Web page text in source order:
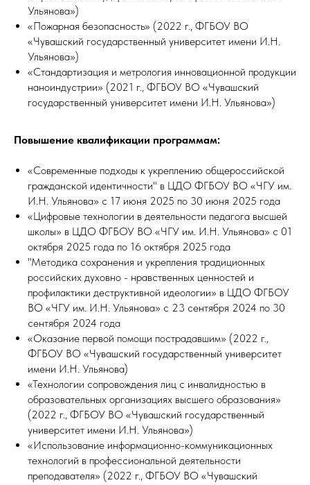
Ульянова»)
«Пожарная безопасность» (2022 г., ФГБОУ ВО
«Чувашский государственный университет имени И.Н.
Ульянова»)
«Стандартизация и метрология инновационной продукции
наноиндустрии» (2021 г., ФГБОУ ВО «Чувашский
государственный университет имени И.Н. Ульянова»)
Повышение квалификации программам:
«Современные подходы к укреплению общероссийской
гражданской идентичности" в ЦДО ФГБОУ ВО «ЧГУ им.
И.Н. Ульянова» с 17 июня 2025 по 30 июня 2025 года
«Цифровые технологии в деятельности педагога высшей
школы» в ЦДО ФГБОУ ВО «ЧГУ им. И.Н. Ульянова» с 01
октября 2025 года по 16 октября 2025 года
"Методика сохранения и укрепления традиционных
российских духовно - нравственных ценностей и
профилактики деструктивной идеологии» в ЦДО ФГБОУ
ВО «ЧГУ им. И.Н. Ульянова» с 23 сентября 2024 по 30
сентября 2024 года
«Оказание первой помощи пострадавшим» (2022 г.,
ФГБОУ ВО «Чувашский государственный университет
имени И.Н. Ульянова)
«Технологии сопровождения лиц с инвалидностью в
образовательных организациях высшего образования»
(2022 г., ФГБОУ ВО «Чувашский государственный
университет имени И.Н. Ульянова»)
«Использование информационно-коммуникационных
технологий в профессиональной деятельности
преподавателя» (2022 г., ФГБОУ ВО «Чувашский